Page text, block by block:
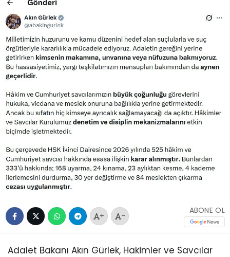
+ -
ABONE OL
Adalet Bakanı Akın Gürlek, Hakimler ve Savcılar